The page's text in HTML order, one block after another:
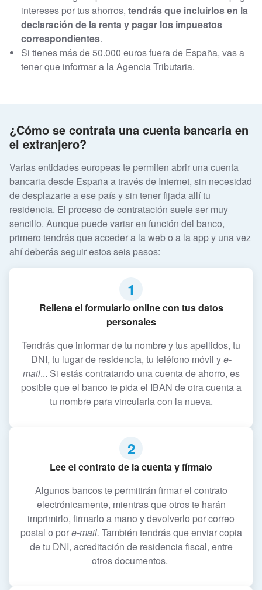
intereses por tus ahorros, tendrás que incluirlos en la
declaración de la renta y pagar los impuestos
correspondientes.
Si tienes más de 50.000 euros fuera de España, vas a
tener que informar a la Agencia Tributaria.
¿Cómo se contrata una cuenta bancaria en
el extranjero?
Varias entidades europeas te permiten abrir una cuenta
bancaria desde España a través de Internet, sin necesidad
de desplazarte a ese país y sin tener fijada allí tu
residencia. El proceso de contratación suele ser muy
sencillo. Aunque puede variar en función del banco,
primero tendrás que acceder a la web o a la app y una vez
ahí deberás seguir estos seis pasos:
1
Rellena el formulario online con tus datos
personales
Tendrás que informar de tu nombre y tus apellidos, tu
DNI, tu lugar de residencia, tu teléfono móvil ye-
mail... Si estás contratando una cuenta de ahorro, es
posible que el banco te pida el IBAN de otra cuenta a
tu nombre para vincularla con la nueva.
2
Lee el contrato de la cuenta y fírmalo
Algunos bancos te permitirán firmar el contrato
electrónicamente, mientras que otros te harán
imprimirlo, firmarlo a mano y devolverlo por correo
postal o pore-mail. También tendrás que enviar copia
de tu DNI, acreditación de residencia fiscal, entre
otros documentos.